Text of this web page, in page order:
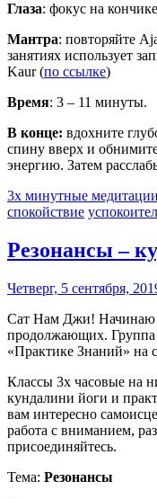
Глаза: фокус на
Мантра: повторяйте
занятиях использует
Kaur (по ссылке)
Время: 3 – 11 минуты.
В конце: вдохните
спину вверх и
энергию. Затем
3х минутные медитации
спокойствие
Резонансы –
Четверг, 5 сентября,
Сат Нам Джи! Начинаю
продолжающих. Группа
«Практике Знаний» на
Классы 3х часовые на
кундалини йоги и
вам интересно
работа с вниманием,
присоединяйтесь.
Тема: Резонансы